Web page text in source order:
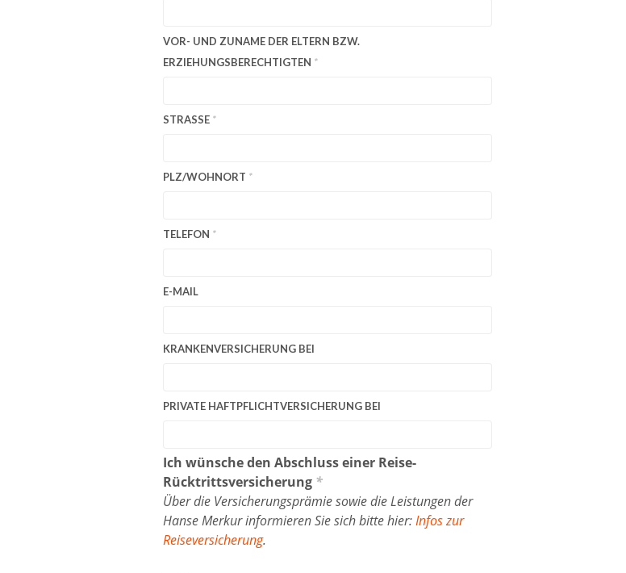
VOR- UND ZUNAME DER ELTERN BZW.
ERZIEHUNGSBERECHTIGTEN *
STRASSE *
PLZ/WOHNORT *
TELEFON *
E-MAIL
KRANKENVERSICHERUNG BEI
PRIVATE HAFTPFLICHTVERSICHERUNG BEI
Ich wünsche den Abschluss einer Reise-
Rücktrittsversicherung *
Über die Versicherungsprämie sowie die Leistungen der
Hanse Merkur informieren Sie sich bitte hier:Infos zur
Reiseversicherung.